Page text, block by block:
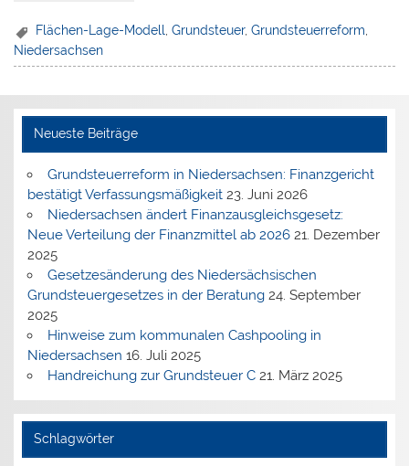
Flächen-Lage-Modell ,Grundsteuer,Grundsteuerreform
Niedersachsen
Neueste Beiträge
Grundsteuerreform in Niedersachsen: Finanzgericht
bestätigt Verfassungsmäßigkeit 23. Juni 2026
Niedersachsen ändert Finanzausgleichsgesetz:
Neue Verteilung der Finanzmittel ab 2026 21. Dezember
2025
Gesetzesänderung des Niedersächsischen
Grundsteuergesetzes in der Beratung 24. September
2025
Hinweise zum kommunalen Cashpooling in
Niedersachsen 16. Juli 2025
Handreichung zur Grundsteuer C 21. März 2025
Schlagwörter